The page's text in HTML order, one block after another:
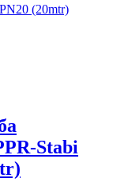
(20mtr)
Stabi